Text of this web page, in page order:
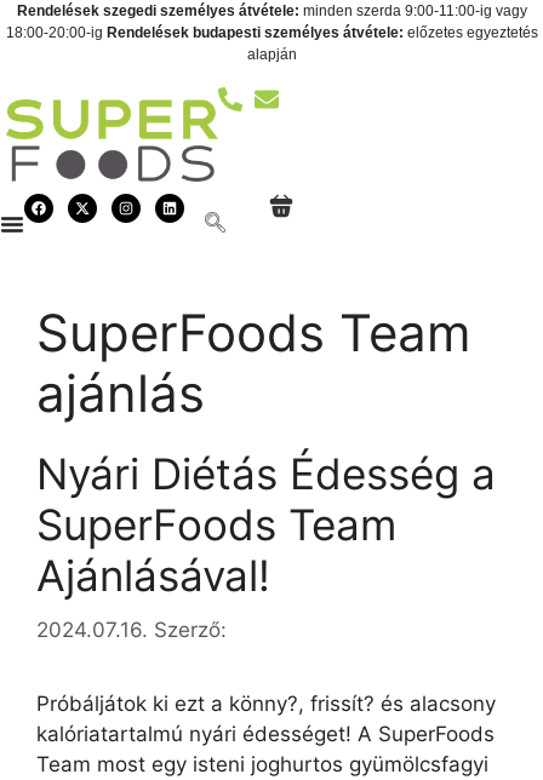
Rendelések szegedi személyes átvétele: minden szerda 9:00-11:00-ig vagy
18:00-20:00-ig Rendelések budapesti személyes átvétele: előzetes egyeztetés
alapján
SuperFoods Team
ajánlás
Nyári Diétás Édesség a
SuperFoods Team
Ajánlásával!
2024.07.16. Szerző:
Próbáljátok ki ezt a könny?, frissít? és alacsony
kalóriatartalmú nyári édességet! A SuperFoods
Team most egy isteni joghurtos gyümölcsfagyi